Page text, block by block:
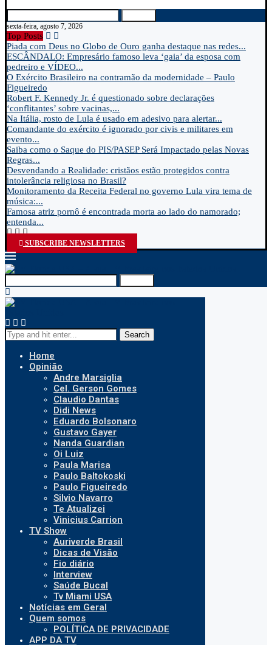
sexta-feira, agosto 7, 2026
Top Posts
Piada com Deus no Globo de Ouro ganha destaque nas redes...
ESCÂNDALO: Empresário famoso leva ‘gaia’ da esposa com
pedreiro e VÍDEO...
O Exército Brasileiro na contramão da modernidade – Paulo
Figueiredo
Robert F. Kennedy Jr. é questionado sobre declarações
‘conflitantes’ sobre vacinas,...
Na Itália, rosto de Lula é usado em adesivo para alertar...
Comandante do exército é ignorado por civis e militares em
evento...
Saiba como o Saque do PIS/PASEP Será Impactado pelas Novas
Regras...
Desvendando a Realidade: cristãos estão protegidos contra
intolerância religiosa no Brasil?
Monitoramento da Receita Federal no governo Lula vira tema de
música:...
Famosa atriz pornô é encontrada morta ao lado do namorado;
entenda...
SUBSCRIBE NEWSLETTERS
Search
Home
Opinião
Andre Marsiglia
Cel. Gerson Gomes
Claudio Dantas
Didi News
Eduardo Bolsonaro
Gustavo Gayer
Nanda Guardian
Oi Luiz
Paula Marisa
Paulo Baltokoski
Paulo Figueiredo
Silvio Navarro
Te Atualizei
Vinicius Carrion
TV Show
Auriverde Brasil
Dicas de Visão
Fio diário
Interview
Saúde Bucal
Tv Miami USA
Notícias em Geral
Quem somos
POLÍTICA DE PRIVACIDADE
APP DA TV